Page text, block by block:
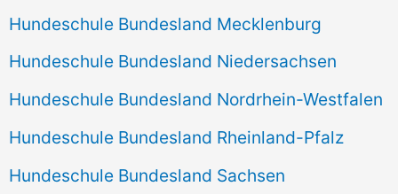
Hundeschule Bundesland Mecklenburg
Hundeschule Bundesland Niedersachsen
Hundeschule Bundesland Nordrhein-Westfalen
Hundeschule Bundesland Rheinland-Pfalz
Hundeschule Bundesland Sachsen